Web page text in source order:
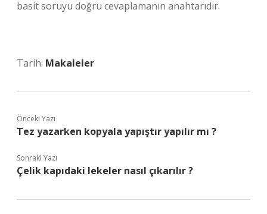
basit soruyu doğru cevaplamanın anahtarıdır.
Tarih: Makaleler
Önceki Yazı
Tez yazarken kopyala yapıştır yapılır mı ?
Sonraki Yazı
Çelik kapıdaki lekeler nasıl çıkarılır ?